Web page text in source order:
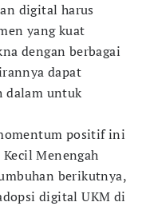
digital harus
yang kuat
dengan berbagai
dapat
dalam untuk
positif ini
Menengah
berikutnya,
digital UKM di